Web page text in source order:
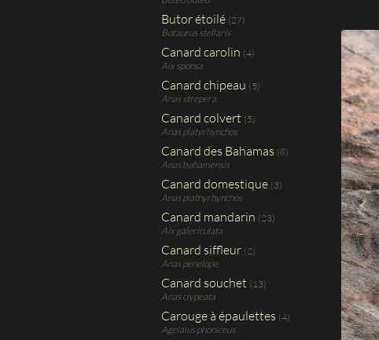
Butor étoilé (27)
Botaurus stellaris
Canard carolin (4)
Aix sponsa
Canard chipeau (5)
Anas strepera
Canard colvert (5)
Anas platyrhynchos
Canard des Bahamas (8)
Anas bahamensis
Canard domestique (3)
Anas plathyrhynchos
Canard mandarin (23)
Aix galericulata
Canard siffleur (2)
Anas penelope
Canard souchet (13)
Anas clypeata
Carouge à épaulettes (4)
Agelaius phoniceus